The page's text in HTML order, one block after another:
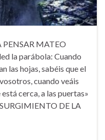
PENSAR MATEO
la parábola: Cuando
las hojas, sabéis que el
cuando veáis
cerca, a las puertas»
DE LA